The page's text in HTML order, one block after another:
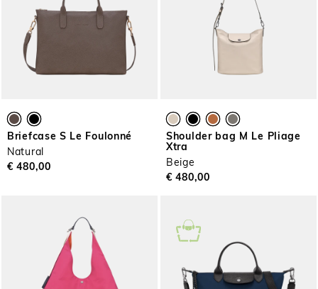
Briefcase S Le Foulonné
Natural
€ 480,00
Shoulder bag M Le Pliage
Xtra
Beige
€ 480,00